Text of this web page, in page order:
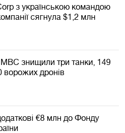
з українською командою
сягнула $1,2 млн
знищили три танки, 149
ворожих дронів
€8 млн до Фонду